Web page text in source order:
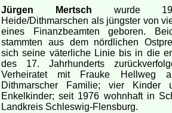
Jürgen Mertsch wurde
Heide/Dithmarschen als jüngster von
eines Finanzbeamten geboren.
stammten aus dem nördlichen
sich seine väterliche Linie bis in die
des 17. Jahrhunderts
Verheiratet mit Frauke Hellweg
Dithmarscher Familie; vier Kinder
Enkelkinder; seit 1976 wohnhaft in
Landkreis Schleswig-Flensburg.